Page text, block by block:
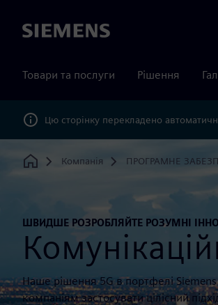
Siemens
Товари та послуги Рішення
Цю сторінку перекладено
Home
Компанія ПРОГРАМНЕ
ШВИДШЕ РОЗРОБЛЯЙТЕ РОЗУМНІ
Наше рішення 5G в портфелі
компаніям застосувати цілісний